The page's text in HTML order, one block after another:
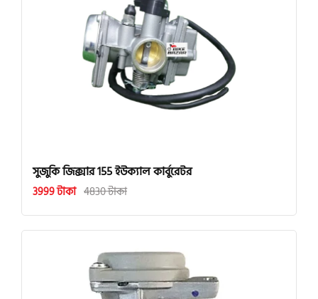
সুজুকি জিক্সার 155 ইউক্যাল কার্বুরেটর
3999 টাকা 4830 টাকা